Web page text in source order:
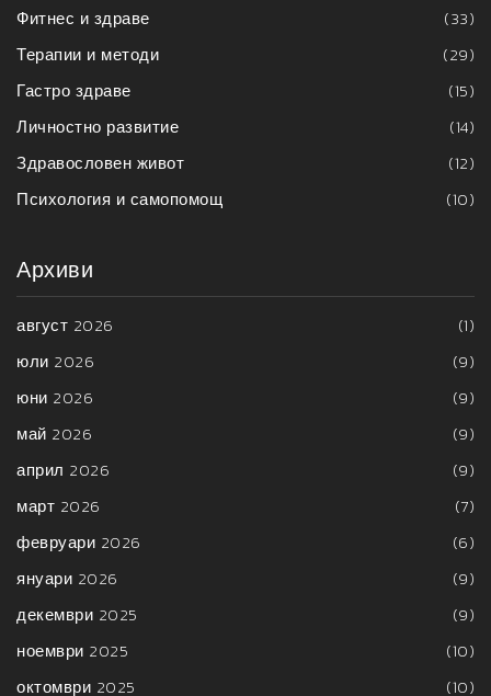
Фитнес и здраве
(33)
Терапии и методи
(29)
Гастро здраве
(15)
Личностно развитие
(14)
Здравословен живот
(12)
Психология и самопомощ
(10)
Архиви
август 2026
(1)
юли 2026
(9)
юни 2026
(9)
май 2026
(9)
април 2026
(9)
март 2026
(7)
февруари 2026
(6)
януари 2026
(9)
декември 2025
(9)
ноември 2025
(10)
октомври 2025
(10)